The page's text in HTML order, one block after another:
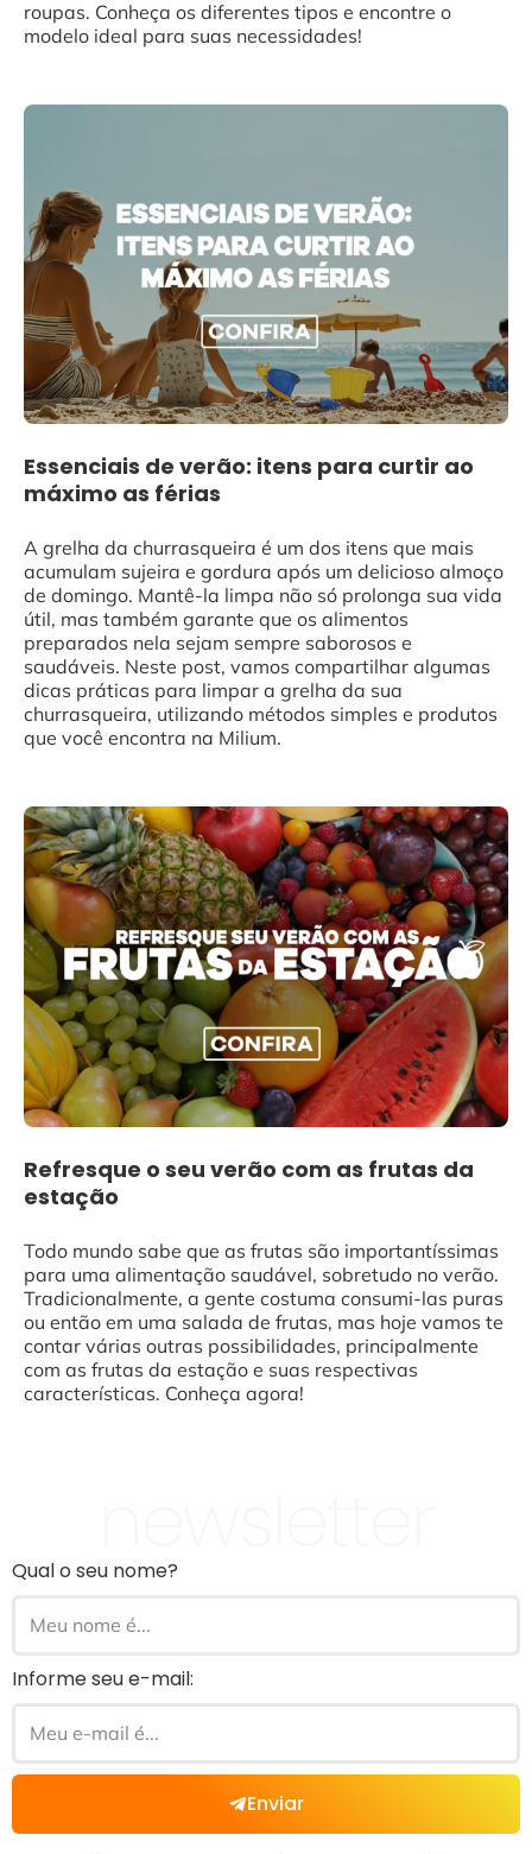
roupas. Conheça os diferentes tipos e encontre o
modelo ideal para suas necessidades!
Essenciais de verão: itens para curtir ao
máximo as férias
A grelha da churrasqueira é um dos itens que mais
acumulam sujeira e gordura após um delicioso almoço
de domingo. Mantê-la limpa não só prolonga sua vida
útil, mas também garante que os alimentos
preparados nela sejam sempre saborosos e
saudáveis. Neste post, vamos compartilhar algumas
dicas práticas para limpar a grelha da sua
churrasqueira, utilizando métodos simples e produtos
que você encontra na Milium.
Refresque o seu verão com as frutas da
estação
Todo mundo sabe que as frutas são importantíssimas
para uma alimentação saudável, sobretudo no verão.
Tradicionalmente, a gente costuma consumi-las puras
ou então em uma salada de frutas, mas hoje vamos te
contar várias outras possibilidades, principalmente
com as frutas da estação e suas respectivas
características. Conheça agora!
Qual o seu nome?
Informe seu e-mail:
Enviar